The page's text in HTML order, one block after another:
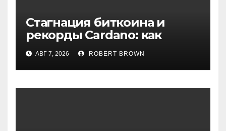
Стагнация биткоина и
рекорды Cardano: как
начинается август на
крипторынке
АВГ 7, 2026 ROBERT BROWN